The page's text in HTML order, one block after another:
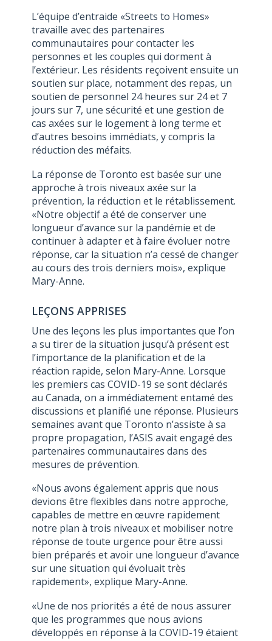
L’équipe d’entraide «Streets to Homes»
travaille avec des partenaires
communautaires pour contacter les
personnes et les couples qui dorment à
l’extérieur. Les résidents reçoivent ensuite un
soutien sur place, notamment des repas, un
soutien de personnel 24 heures sur 24 et 7
jours sur 7, une sécurité et une gestion de
cas axées sur le logement à long terme et
d’autres besoins immédiats, y compris la
réduction des méfaits.
La réponse de Toronto est basée sur une
approche à trois niveaux axée sur la
prévention, la réduction et le rétablissement.
«Notre objectif a été de conserver une
longueur d’avance sur la pandémie et de
continuer à adapter et à faire évoluer notre
réponse, car la situation n’a cessé de changer
au cours des trois derniers mois», explique
Mary-Anne.
LEÇONS APPRISES
Une des leçons les plus importantes que l’on
a su tirer de la situation jusqu’à présent est
l’importance de la planification et de la
réaction rapide, selon Mary-Anne. Lorsque
les premiers cas COVID-19 se sont déclarés
au Canada, on a immédiatement entamé des
discussions et planifié une réponse. Plusieurs
semaines avant que Toronto n’assiste à sa
propre propagation, l’ASIS avait engagé des
partenaires communautaires dans des
mesures de prévention.
«Nous avons également appris que nous
devions être flexibles dans notre approche,
capables de mettre en œuvre rapidement
notre plan à trois niveaux et mobiliser notre
réponse de toute urgence pour être aussi
bien préparés et avoir une longueur d’avance
sur une situation qui évoluait très
rapidement», explique Mary-Anne.
«Une de nos priorités a été de nous assurer
que les programmes que nous avions
développés en réponse à la COVID-19 étaient